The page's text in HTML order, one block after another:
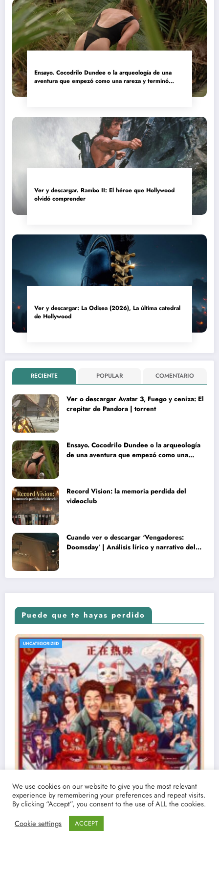
Ensayo. Cocodrilo Dundee o la arqueología de una
aventura que empezó como una rareza y terminó
Ver y descargar. Rambo II: El héroe que Hollywood
olvidó comprender
Ver y descargar: La Odisea (2026), La última catedral
de Hollywood
RECIENTE POPULAR COMENTARIO
Ver o descargar Avatar 3, Fuego y ceniza: El
crepitar de Pandora | torrent
Ensayo. Cocodrilo Dundee o la arqueología
de una aventura que empezó como una
Record Vision: la memoria perdida del
videoclub
Cuando ver o descargar ‘Vengadores:
Doomsday’ | Análisis lírico y narrativo del
Puede que te hayas perdido
UNCATEGORIZED
We use cookies on our website to give you the most relevant
experience by remembering your preferences and repeat visits.
By clicking “Accept”, you consent to the use of ALL the cookies.
Cookie settings
ACCEPT